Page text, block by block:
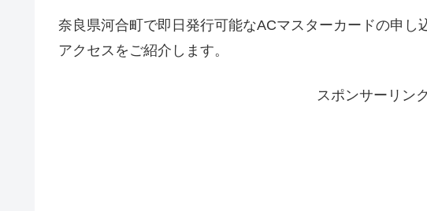
奈良県河合町で即日発行可能なACマスターカードの申
アクセスをご紹介します。
スポンサーリンク